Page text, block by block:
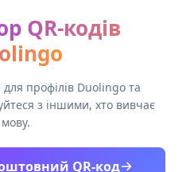
QR-кодів
профілів Duolingo та
з іншими, хто вивчає
мову.
QR-код